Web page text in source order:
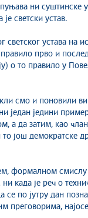
ни суштинске
светски устав.
светског устава на
правило прво и
о то правило у
смо и поновили
један једини
а да затим, као
још демократске
формалном
када је реч о
по јутру дан
преговорима,